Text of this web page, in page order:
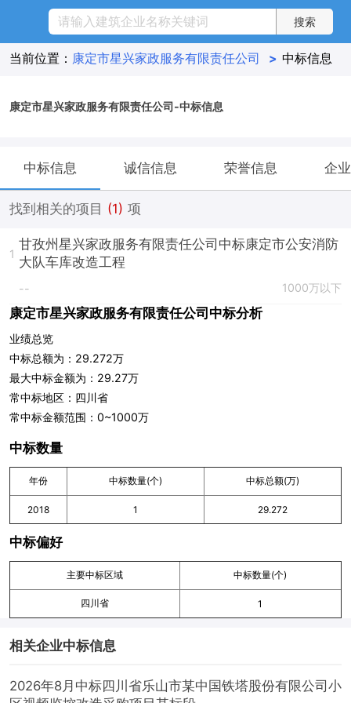
当前位置： 康定市星兴家政服务有限责任公司 > 中标信息
康定市星兴家政服务有限责任公司-中标信息
中标信息 诚信信息 荣誉信息 企
找到相关的项目 (1) 项
1
甘孜州星兴家政服务有限责任公司中标康定市公安消防
大队车库改造工程
-- 1000万以下
康定市星兴家政服务有限责任公司中标分析
业绩总览
中标总额为：29.272万
最大中标金额为：29.27万
常中标地区：四川省
常中标金额范围：0~1000万
中标数量
年份 中标数量(个) 中标总额(万)
2018 1 29.272
中标偏好
主要中标区域 中标数量(个)
四川省 1
相关企业中标信息
2026年8月中标四川省乐山市某中国铁塔股份有限公司小